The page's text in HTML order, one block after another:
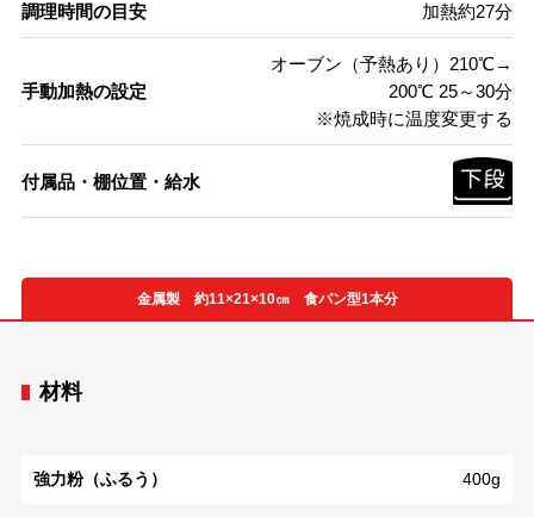
調理時間の目安 加熱約27分
手動加熱の設定
オーブン（予熱あり）210℃→
200℃ 25～30分
※焼成時に温度変更する
付属品・棚位置・給水
金属製 約11×21×10㎝ 食パン型1本分
材料
強力粉（ふるう） 400g